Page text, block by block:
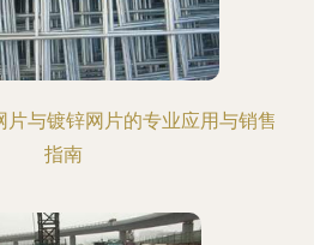
片与镀锌网片的专业应用与销售
指南